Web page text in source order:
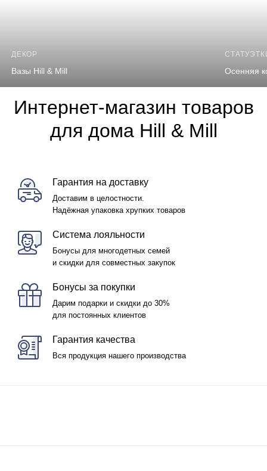
ДЕКОР
Вазы Hill & Mill Осенняя
Интернет-магазин товаров
для дома Hill & Mill
Гарантия на доставку
Доставим в целостности.
Надёжная упаковка хрупких товаров
Система лояльности
Бонусы для многодетных семей
и скидки для совместных закупок
Бонусы за покупки
Дарим подарки и скидки до 30%
для постоянных клиентов
Гарантия качества
Вся продукция нашего производства